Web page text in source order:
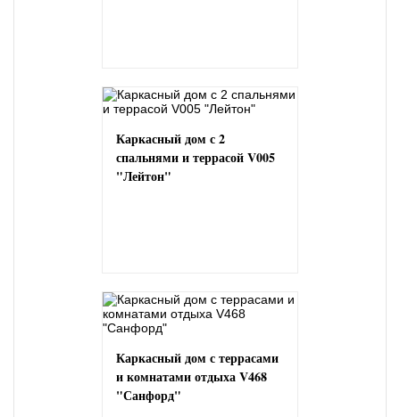
Каркасный дом с 2
спальнями и террасой V005
"Лейтон"
Каркасный дом с террасами
и комнатами отдыха V468
"Санфорд"